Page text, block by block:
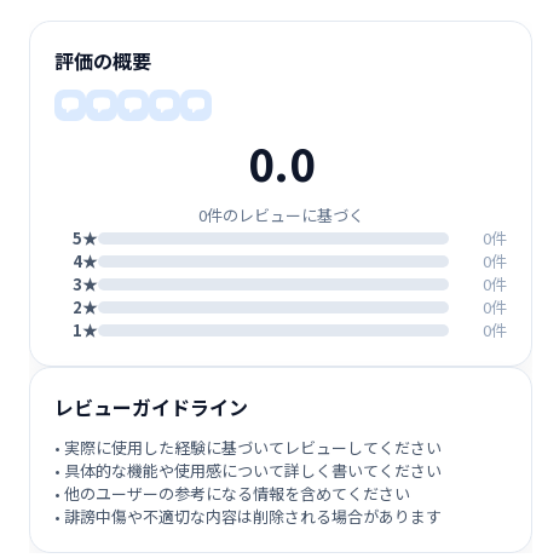
評価の概要
0.0
0件のレビューに基づく
5★
0件
4★
0件
3★
0件
2★
0件
1★
0件
レビューガイドライン
• 実際に使用した経験に基づいてレビューしてください
• 具体的な機能や使用感について詳しく書いてください
• 他のユーザーの参考になる情報を含めてください
• 誹謗中傷や不適切な内容は削除される場合があります